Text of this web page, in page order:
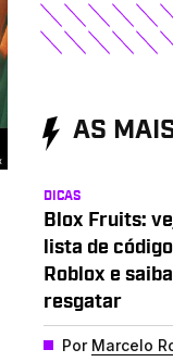
AS
DICAS
Blox Fruits:
lista de
Roblox e
resgatar
Por Marcelo